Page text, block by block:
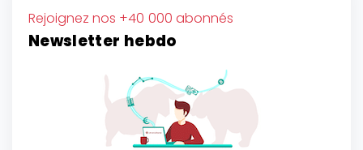
Rejoignez nos +40 000 abonnés
Newsletter hebdo